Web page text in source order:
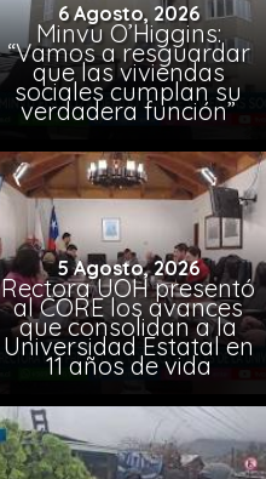
6 Agosto, 2026
Minvu O’Higgins:
“Vamos a resguardar
que las viviendas
sociales cumplan su
verdadera función”
5 Agosto, 2026
Rectora UOH presentó
al CORE los avances
que consolidan a la
Universidad Estatal en
11 años de vida